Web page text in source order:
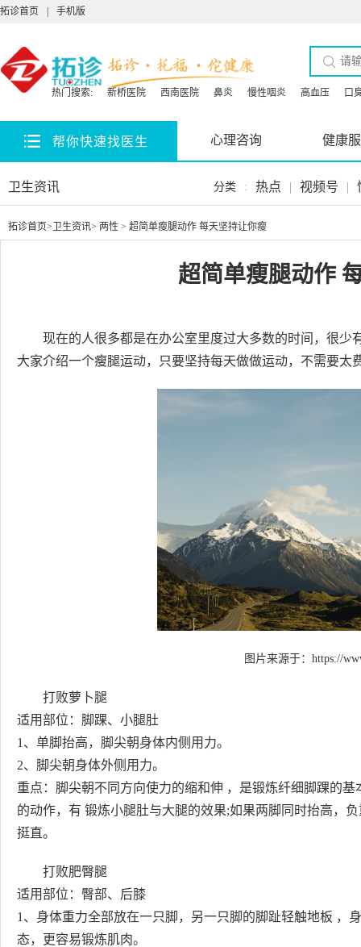
拓诊首页 手机版
热门搜索: 新桥医院 西南医院 鼻炎 慢性咽炎 高血压 口
帮你快速找医生 心理咨询 健康
卫生资讯 分类 : 热点 | 视频号 |
拓诊首页> 卫生资讯> 两性 > 超简单瘦腿动作 每天坚持让你瘦
超简单瘦腿动作
现在的人很多都是在办公室里度过大多数的时间，很
大家介绍一个瘦腿运动，只要坚持每天做做运动，不需要
图片来源于： https://
打败萝卜腿
适用部位：脚踝、小腿肚
1、单脚抬高，脚尖朝身体内侧用力。
2、脚尖朝身体外侧用力。
重点：脚尖朝不同方向使力的缩和伸 ，是锻炼纤细脚踝的
的动作，有 锻炼小腿肚与大腿的效果;如果两脚同时抬高，
挺直。
打败肥臀腿
适用部位：臀部、后膝
1、身体重力全部放在一只脚，另一只脚的脚趾轻触地板 ，
态，更容易锻炼肌肉。